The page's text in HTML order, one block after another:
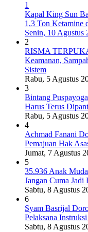
1
Kapal King Sun
1,3 Ton Ketamine
Senin, 10 Agustus
2
RISMA
Keamanan,
Sistem
Rabu, 5 Agustus
3
Bintang
Harus Terus
Rabu, 5 Agustus
4
Achmad Fanani
Pemajuan Hak
Jumat, 7 Agustus
5
35.936 Anak
Jangan Cuma Jadi
Sabtu, 8 Agustus
6
Syam Basrijal
Pelaksana
Sabtu, 8 Agustus